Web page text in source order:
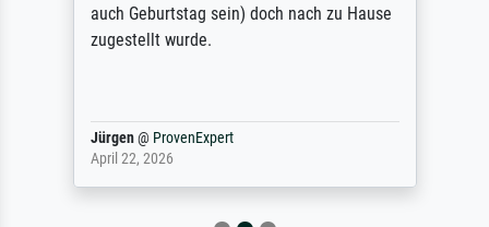
auch Geburtstag sein) doch nach zu Hause
zugestellt wurde.
Jürgen@ ProvenExpert
April 22, 2026